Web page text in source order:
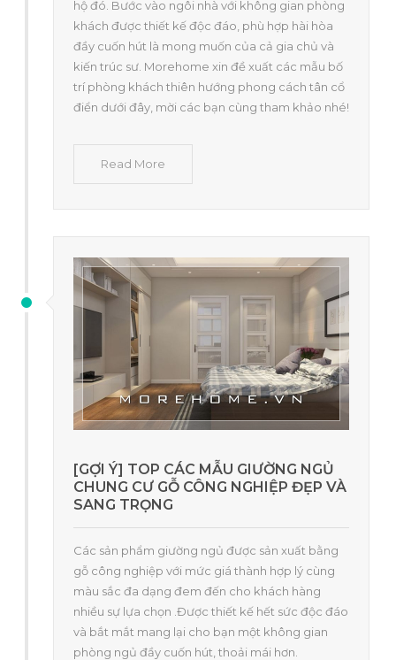
hộ đó. Bước vào ngôi nhà với không gian phòng
khách được thiết kế độc đáo, phù hợp hài hòa
đầy cuốn hút là mong muốn của cả gia chủ và
kiến trúc sư. Morehome xin đề xuất các mẫu bố
trí phòng khách thiên hướng phong cách tân cổ
điển dưới đây, mời các bạn cùng tham khảo nhé!
Read More
[GỢI Ý] TOP CÁC MẪU GIƯỜNG NGỦ
CHUNG CƯ GỖ CÔNG NGHIỆP ĐẸP VÀ
SANG TRỌNG
Các sản phẩm giường ngủ được sản xuất bằng
gỗ công nghiệp với mức giá thành hợp lý cùng
màu sắc đa dạng đem đến cho khách hàng
nhiều sự lựa chọn .Được thiết kế hết sức độc đáo
và bắt mắt mang lại cho bạn một không gian
phòng ngủ đầy cuốn hút, thoải mái hơn.